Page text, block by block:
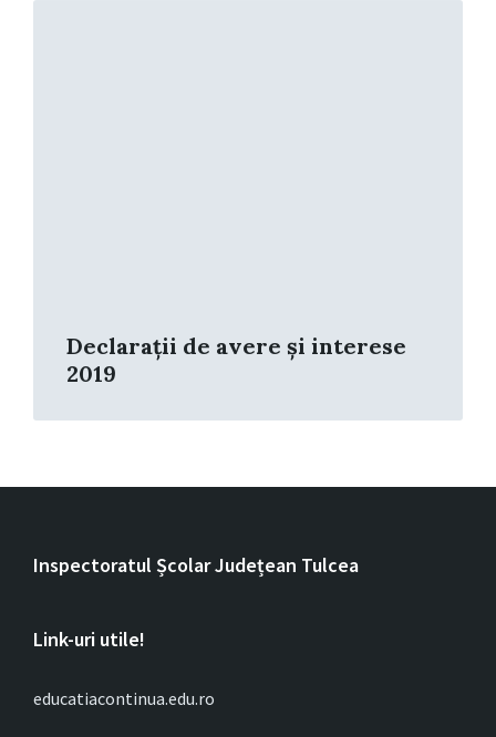
Declarații de avere și interese
2019
Read
Inspectoratul Școlar Județean Tulcea
Link-uri utile!
educatiacontinua.edu.ro